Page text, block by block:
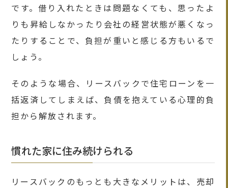
です。借り入れたときは問題なくても、思ったよ
りも昇給しなかったり会社の経営状態が悪くなっ
たりすることで、負担が重いと感じる方もいるで
しょう。
そのような場合、リースバックで住宅ローンを一
括返済してしまえば、負債を抱えている心理的負
担から解放されます。
慣れた家に住み続けられる
リースバックのもっとも大きなメリットは、売却